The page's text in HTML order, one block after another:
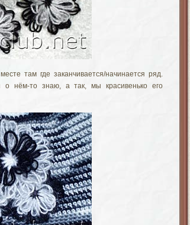
там где заканчивается/начинается ряд.
нём-то знаю, а так, мы красивенько его